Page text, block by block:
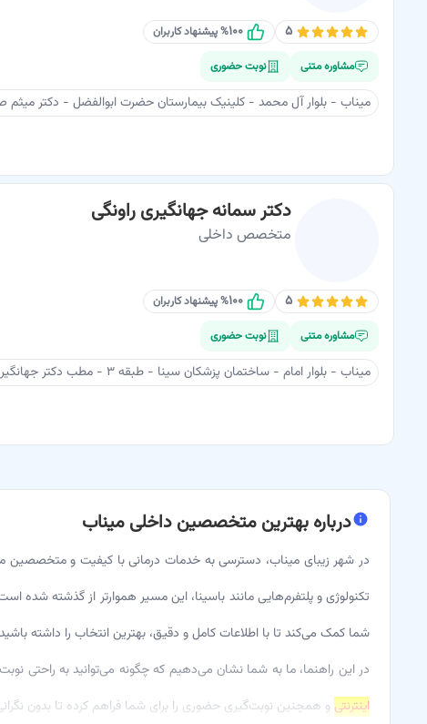
۵ ۱۰۰% پیشنهاد کاربران
مشاوره متنی نوبت حضوری
میناب - بلوار آل محمد - کلینیک بیمارستان حضرت ابوالفضل - دکتر میثم
دکتر سمانه جهانگیری راونگی
متخصص داخلی
۵ ۱۰۰% پیشنهاد کاربران
مشاوره متنی نوبت حضوری
میناب - بلوار امام - ساختمان پزشکان سینا - طبقه ۳ - مطب دکتر جهانگیری
دربارهبهترین متخصصین داخلی میناب
در شهر زیبای میناب، دسترسی به خدمات درمانی با کیفیت و
تکنولوژی و پلتفرم‌هایی مانند باسینا، این مسیر هموارتر از گذشته شده
شما کمک می‌کند تا با اطلاعات کامل و دقیق، بهترین انتخاب را داشته
در این راهنما، ما به شما نشان می‌دهیم که چگونه می‌توانید به راحتی
اینترنتیو همچنین نوبت‌گیری حضوری را برای شما فراهم کرده تا بدون